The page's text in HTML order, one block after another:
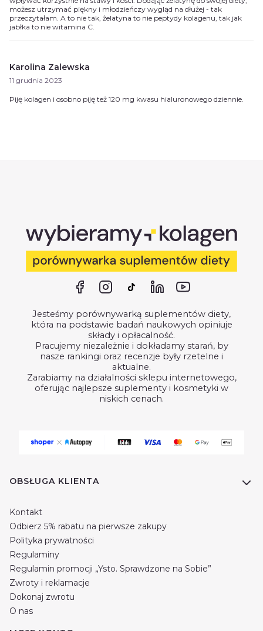
możesz utrzymać piękny i młodzieńczy wygląd na dłużej - tak
przeczytałam. A to nie tak, żelatyna to nie peptydy kolagenu, tak jak
jabłka to nie witamina C.
Karolina Zalewska
11 grudnia 2023
Piję kolagen i osobno piję też 120 mg kwasu hialuronowego dziennie.
Jesteśmy porównywarką suplementów diety,
która na podstawie badań naukowych opiniuje
składy i opłacalność.
Pracujemy niezależnie i dokładamy starań, by
nasze rankingi oraz recenzje były rzetelne i
aktualne.
Zarabiamy na działalności sklepu internetowego,
oferując najlepsze suplementy i kosmetyki w
niskich cenach.
Linki w stopce
OBSŁUGA KLIENTA
Kontakt
Odbierz 5% rabatu na pierwsze zakupy
Polityka prywatności
Regulaminy
Regulamin promocji „Ysto. Sprawdzone na Sobie”
Zwroty i reklamacje
Dokonaj zwrotu
O nas